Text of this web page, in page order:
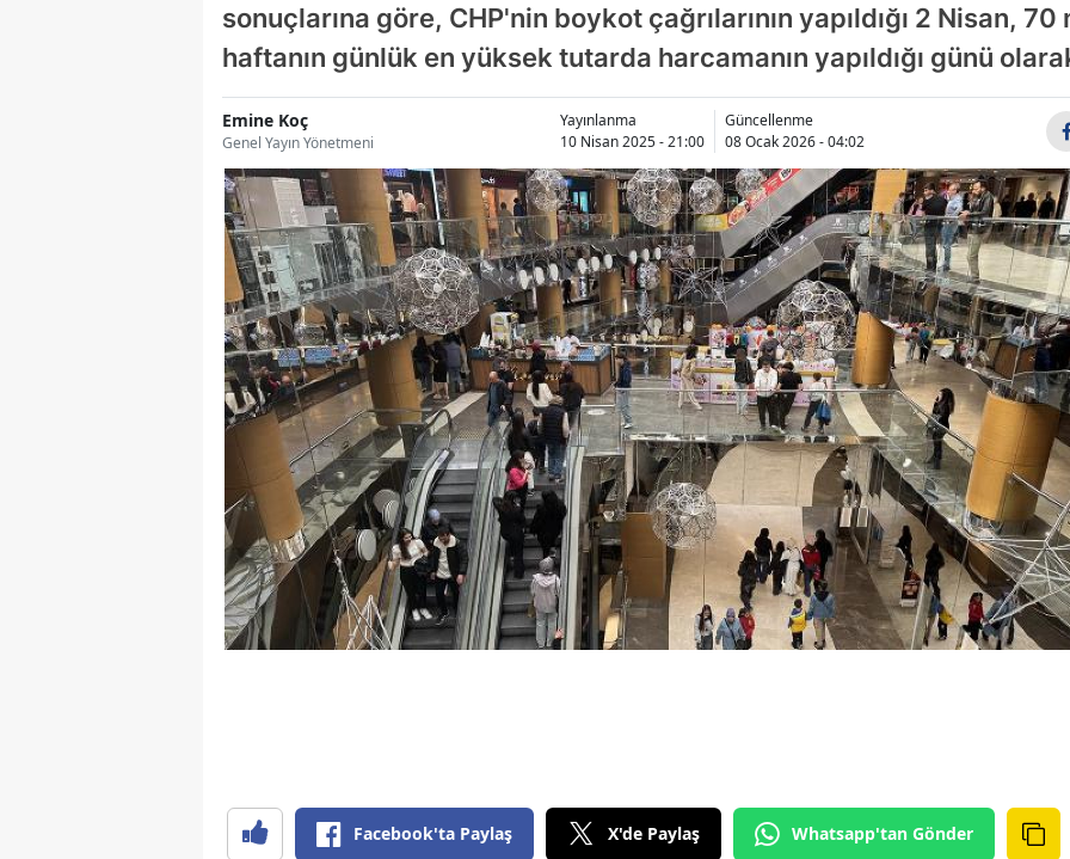
Artvin
Aydın
Balıkesir
Bingöl
Bitlis
Bolu
Burdur
Bursa
Çanakkale
Çankırı
Çorum
Denizli
Diyarbakır
Erzurum
sonuçlarına göre, CHP'nin boykot çağrılarının yapıldığı 2 Nisan,
haftanın günlük en yüksek tutarda harcamanın yapıldığı günü
Emine Koç
Genel Yayın Yönetmeni
Yayınlanma
10 Nisan 2025 - 21:00
Güncellenme
08 Ocak 2026 - 04:02
Facebook'ta Paylaş X'de Paylaş Whatsapp'tan Gönder
AK Parti'ye
geçecek denen
Cemil Tugay
telefonları kapattı,
g...
2026-YKS
yarın sona
Son saat